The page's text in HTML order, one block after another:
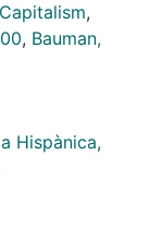
Capitalism,
, Bauman,
Hispànica,